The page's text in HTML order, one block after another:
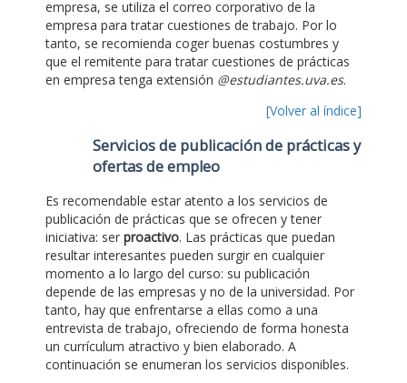
empresa, se utiliza el correo corporativo de la
empresa para tratar cuestiones de trabajo. Por lo
tanto, se recomienda coger buenas costumbres y
que el remitente para tratar cuestiones de prácticas
en empresa tenga extensión @estudiantes.uva.es.
[Volver al índice]
Servicios de publicación de prácticas y
ofertas de empleo
Es recomendable estar atento a los servicios de
publicación de prácticas que se ofrecen y tener
iniciativa: ser proactivo. Las prácticas que puedan
resultar interesantes pueden surgir en cualquier
momento a lo largo del curso: su publicación
depende de las empresas y no de la universidad. Por
tanto, hay que enfrentarse a ellas como a una
entrevista de trabajo, ofreciendo de forma honesta
un currículum atractivo y bien elaborado. A
continuación se enumeran los servicios disponibles.